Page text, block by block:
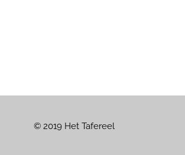
© 2019 Het Tafereel